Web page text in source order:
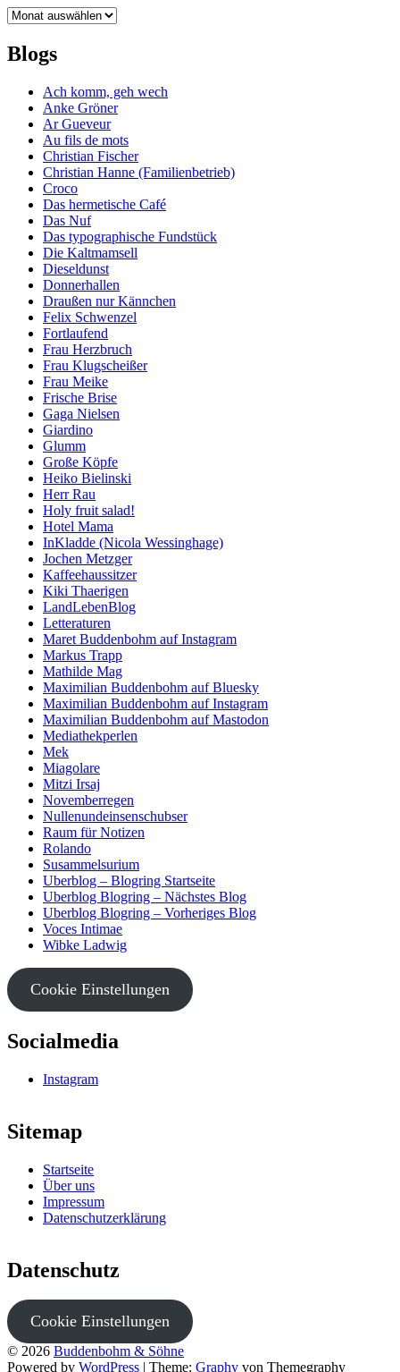
Archiv
Blogs
Ach komm, geh wech
Anke Gröner
Ar Gueveur
Au fils de mots
Christian Fischer
Christian Hanne (Familienbetrieb)
Croco
Das hermetische Café
Das Nuf
Das typographische Fundstück
Die Kaltmamsell
Dieseldunst
Donnerhallen
Draußen nur Kännchen
Felix Schwenzel
Fortlaufend
Frau Herzbruch
Frau Klugscheißer
Frau Meike
Frische Brise
Gaga Nielsen
Giardino
Glumm
Große Köpfe
Heiko Bielinski
Herr Rau
Holy fruit salad!
Hotel Mama
InKladde (Nicola Wessinghage)
Jochen Metzger
Kaffeehaussitzer
Kiki Thaerigen
LandLebenBlog
Letteraturen
Maret Buddenbohm auf Instagram
Markus Trapp
Mathilde Mag
Maximilian Buddenbohm auf Bluesky
Maximilian Buddenbohm auf Instagram
Maximilian Buddenbohm auf Mastodon
Mediathekperlen
Mek
Miagolare
Mitzi Irsaj
Novemberregen
Nullenundeinsenschubser
Raum für Notizen
Rolando
Susammelsurium
Uberblog – Blogring Startseite
Uberblog Blogring – Nächstes Blog
Uberblog Blogring – Vorheriges Blog
Voces Intimae
Wibke Ladwig
Cookie Einstellungen
Socialmedia
Instagram
Sitemap
Startseite
Über uns
Impressum
Datenschutzerklärung
Datenschutz
Cookie Einstellungen
© 2026 Buddenbohm & Söhne
Powered by WordPress | Theme: Graphy von Themegraphy